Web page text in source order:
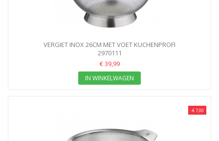
VERGIET INOX 26CM MET VOET KUCHENPROFI
2970111
€ 39,99
IN WINKELWAGEN
-€ 7,00